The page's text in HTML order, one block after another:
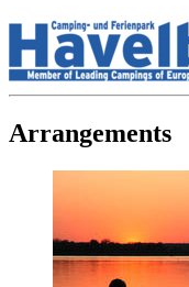
Arrangements